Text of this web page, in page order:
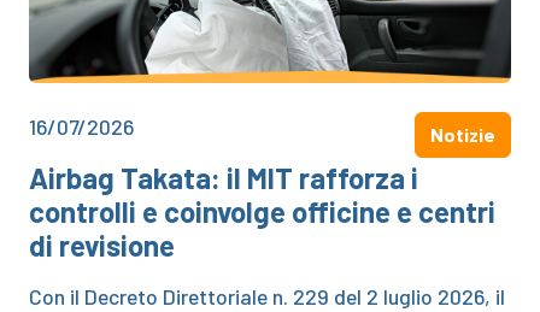
16/07/2026 Notizie
Airbag Takata: il MIT rafforza i
controlli e coinvolge officine e centri
di revisione
Con il Decreto Direttoriale n. 229 del 2 luglio 2026, il